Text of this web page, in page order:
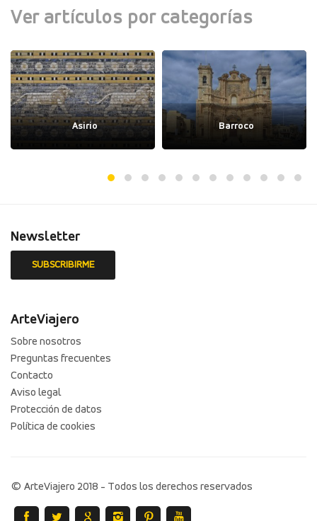
Ver artículos por categorías
Asirio Barroco
Newsletter
ArteViajero
Sobre nosotros
Preguntas frecuentes
Contacto
Aviso legal
Protección de datos
Política de cookies
© ArteViajero 2018 - Todos los derechos reservados